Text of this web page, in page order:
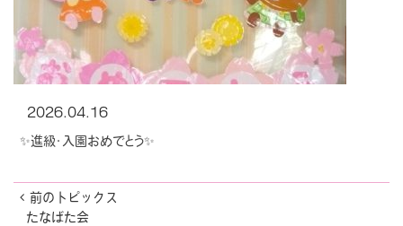
2026.04.16
✨進級・入園おめでとう✨
前のトピックス
たなばた会